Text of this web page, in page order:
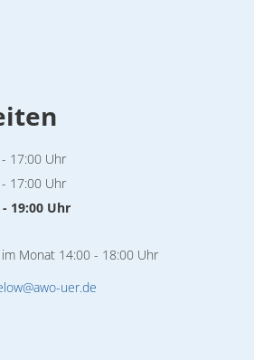
- 17:00 Uhr
bis 17:00 Uhr
- 17:00 Uhr
bis 17:00 Uhr
- 19:00 Uhr
Monat 14:00 - 18:00 Uhr
uer.de